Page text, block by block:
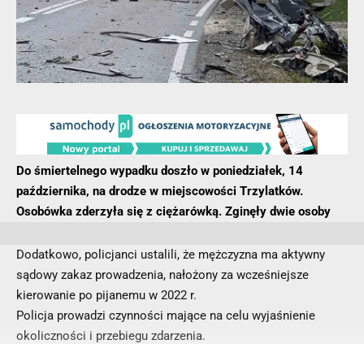
Dodatkowo, policjanci ustalili, że mężczyzna ma aktywny
sądowy zakaz prowadzenia, nałożony za wcześniejsze
kierowanie po pijanemu w 2022 r.
Policja prowadzi czynności mające na celu wyjaśnienie
okoliczności i przebiegu zdarzenia.
Do śmiertelnego wypadku doszło w poniedziałek, 14
października, na drodze w miejscowości Trzylatków.
Osobówka zderzyła się z ciężarówką. Zginęły dwie osoby